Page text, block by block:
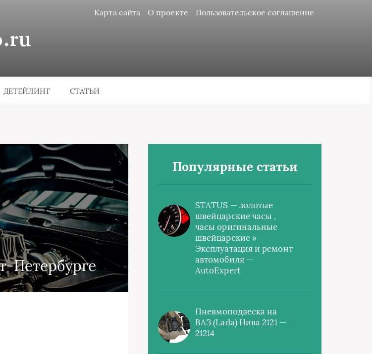
Карта сайта О проекте Пользовательское соглашение
ДЕТЕЙЛИНГ СТАТЬИ
Петербурге
Популярные статьи
STATUS — золотые
швейцарские часы ,
часы оригинальные
швейцарские »
Эксплуатация и ремонт
автомобиля —
AutoExpert
Пневмоподвеска на
ВАЗ (Lada) Нива 2121 —
21214